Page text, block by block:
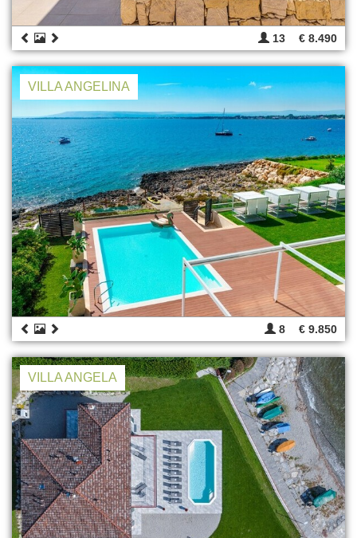
13 € 8.490
VILLA ANGELINA
8 € 9.850
VILLA ANGELA